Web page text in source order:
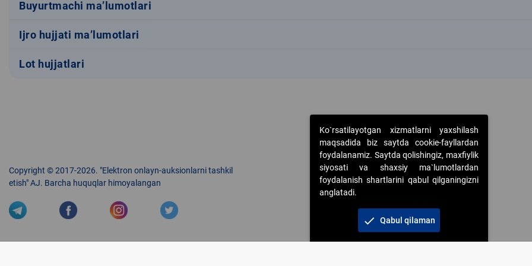
Buyurtmachi ma’lumotlari
Ijro hujjati ma’lumotlari
Lot hujjatlari
Copyright © 2017-2026. "Elektron onlayn-auksionlarni tashkil
etish" AJ. Barcha huquqlar himoyalangan
Ko`rsatilayotgan xizmatlarni yaxshilash
maqsadida biz saytda cookie-fayllardan
foydalanamiz. Saytda qolishingiz, maxfiylik
siyosati va shaxsiy ma`lumotlardan
foydalanish shartlarini qabul qilganingizni
anglatadi.
check Qabul qilaman